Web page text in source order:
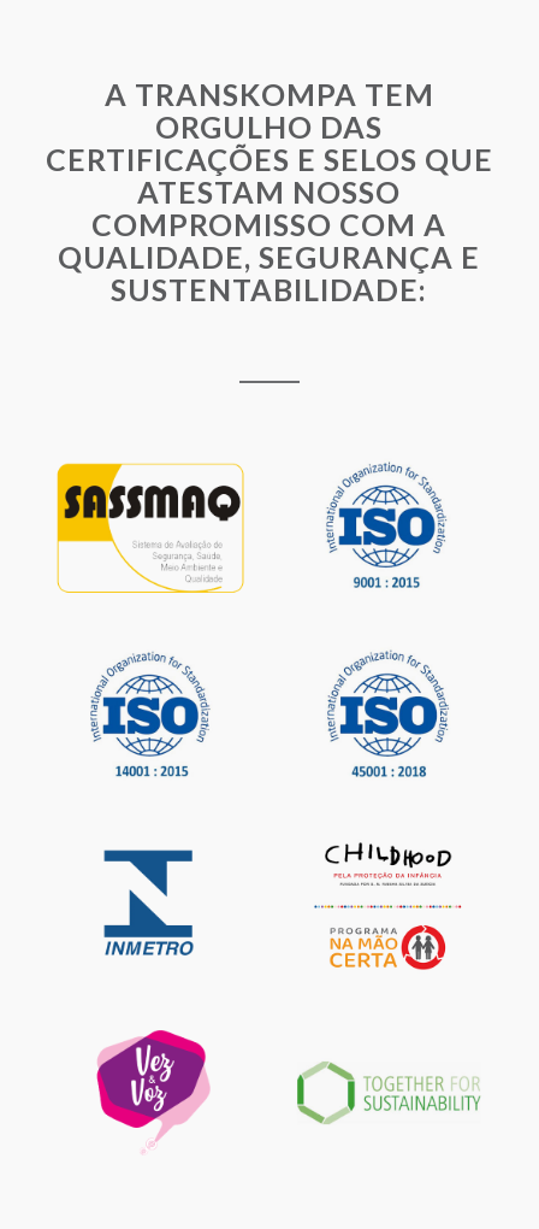
A TRANSKOMPA TEM
ORGULHO DAS
CERTIFICAÇÕES E SELOS QUE
ATESTAM NOSSO
COMPROMISSO COM A
QUALIDADE, SEGURANÇA E
SUSTENTABILIDADE: